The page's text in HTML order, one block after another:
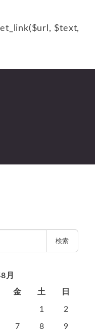
$text,
検索
月
金 土 日
1 2
7 8 9